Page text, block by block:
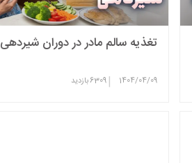
تغذیه سالم مادر در دوران شیردهی
1404/04/09
|
6309بازدید